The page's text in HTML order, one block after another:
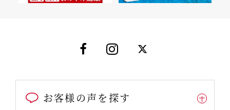
お客様の声を探す